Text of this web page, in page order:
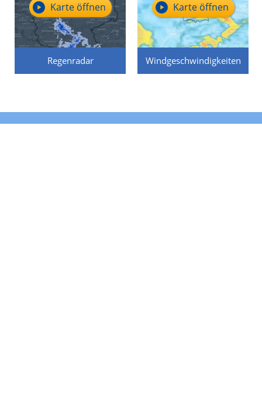
Regenradar
Karte öffnen
Windgeschwindigkeiten
Karte öffnen